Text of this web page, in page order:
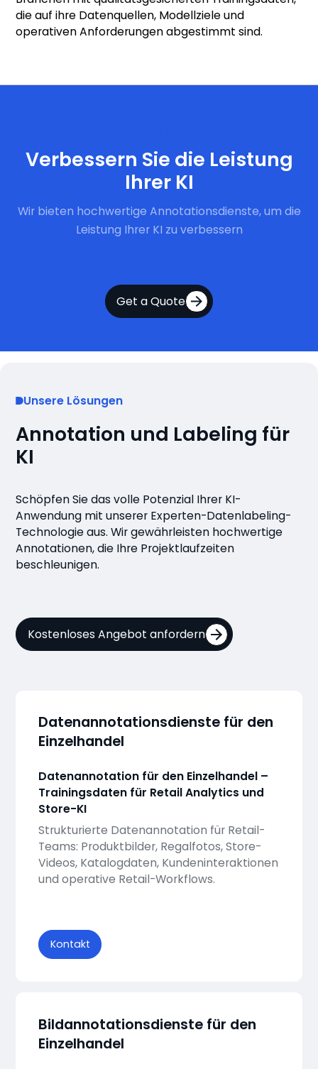
die auf ihre Datenquellen, Modellziele und
operativen Anforderungen abgestimmt sind.
Verbessern Sie die Leistung
Ihrer KI
Wir bieten hochwertige Annotationsdienste, um die
Leistung Ihrer KI zu verbessern
Get a Quote
Unsere Lösungen
Annotation und Labeling für
KI
Schöpfen Sie das volle Potenzial Ihrer KI-
Anwendung mit unserer Experten-Datenlabeling-
Technologie aus. Wir gewährleisten hochwertige
Annotationen, die Ihre Projektlaufzeiten
beschleunigen.
Kostenloses Angebot anfordern
Datenannotationsdienste für den
Einzelhandel
Datenannotation für den Einzelhandel –
Trainingsdaten für Retail Analytics und
Store-KI
Strukturierte Datenannotation für Retail-
Teams: Produktbilder, Regalfotos, Store-
Videos, Katalogdaten, Kundeninteraktionen
und operative Retail-Workflows.
Kontakt
Bildannotationsdienste für den
Einzelhandel